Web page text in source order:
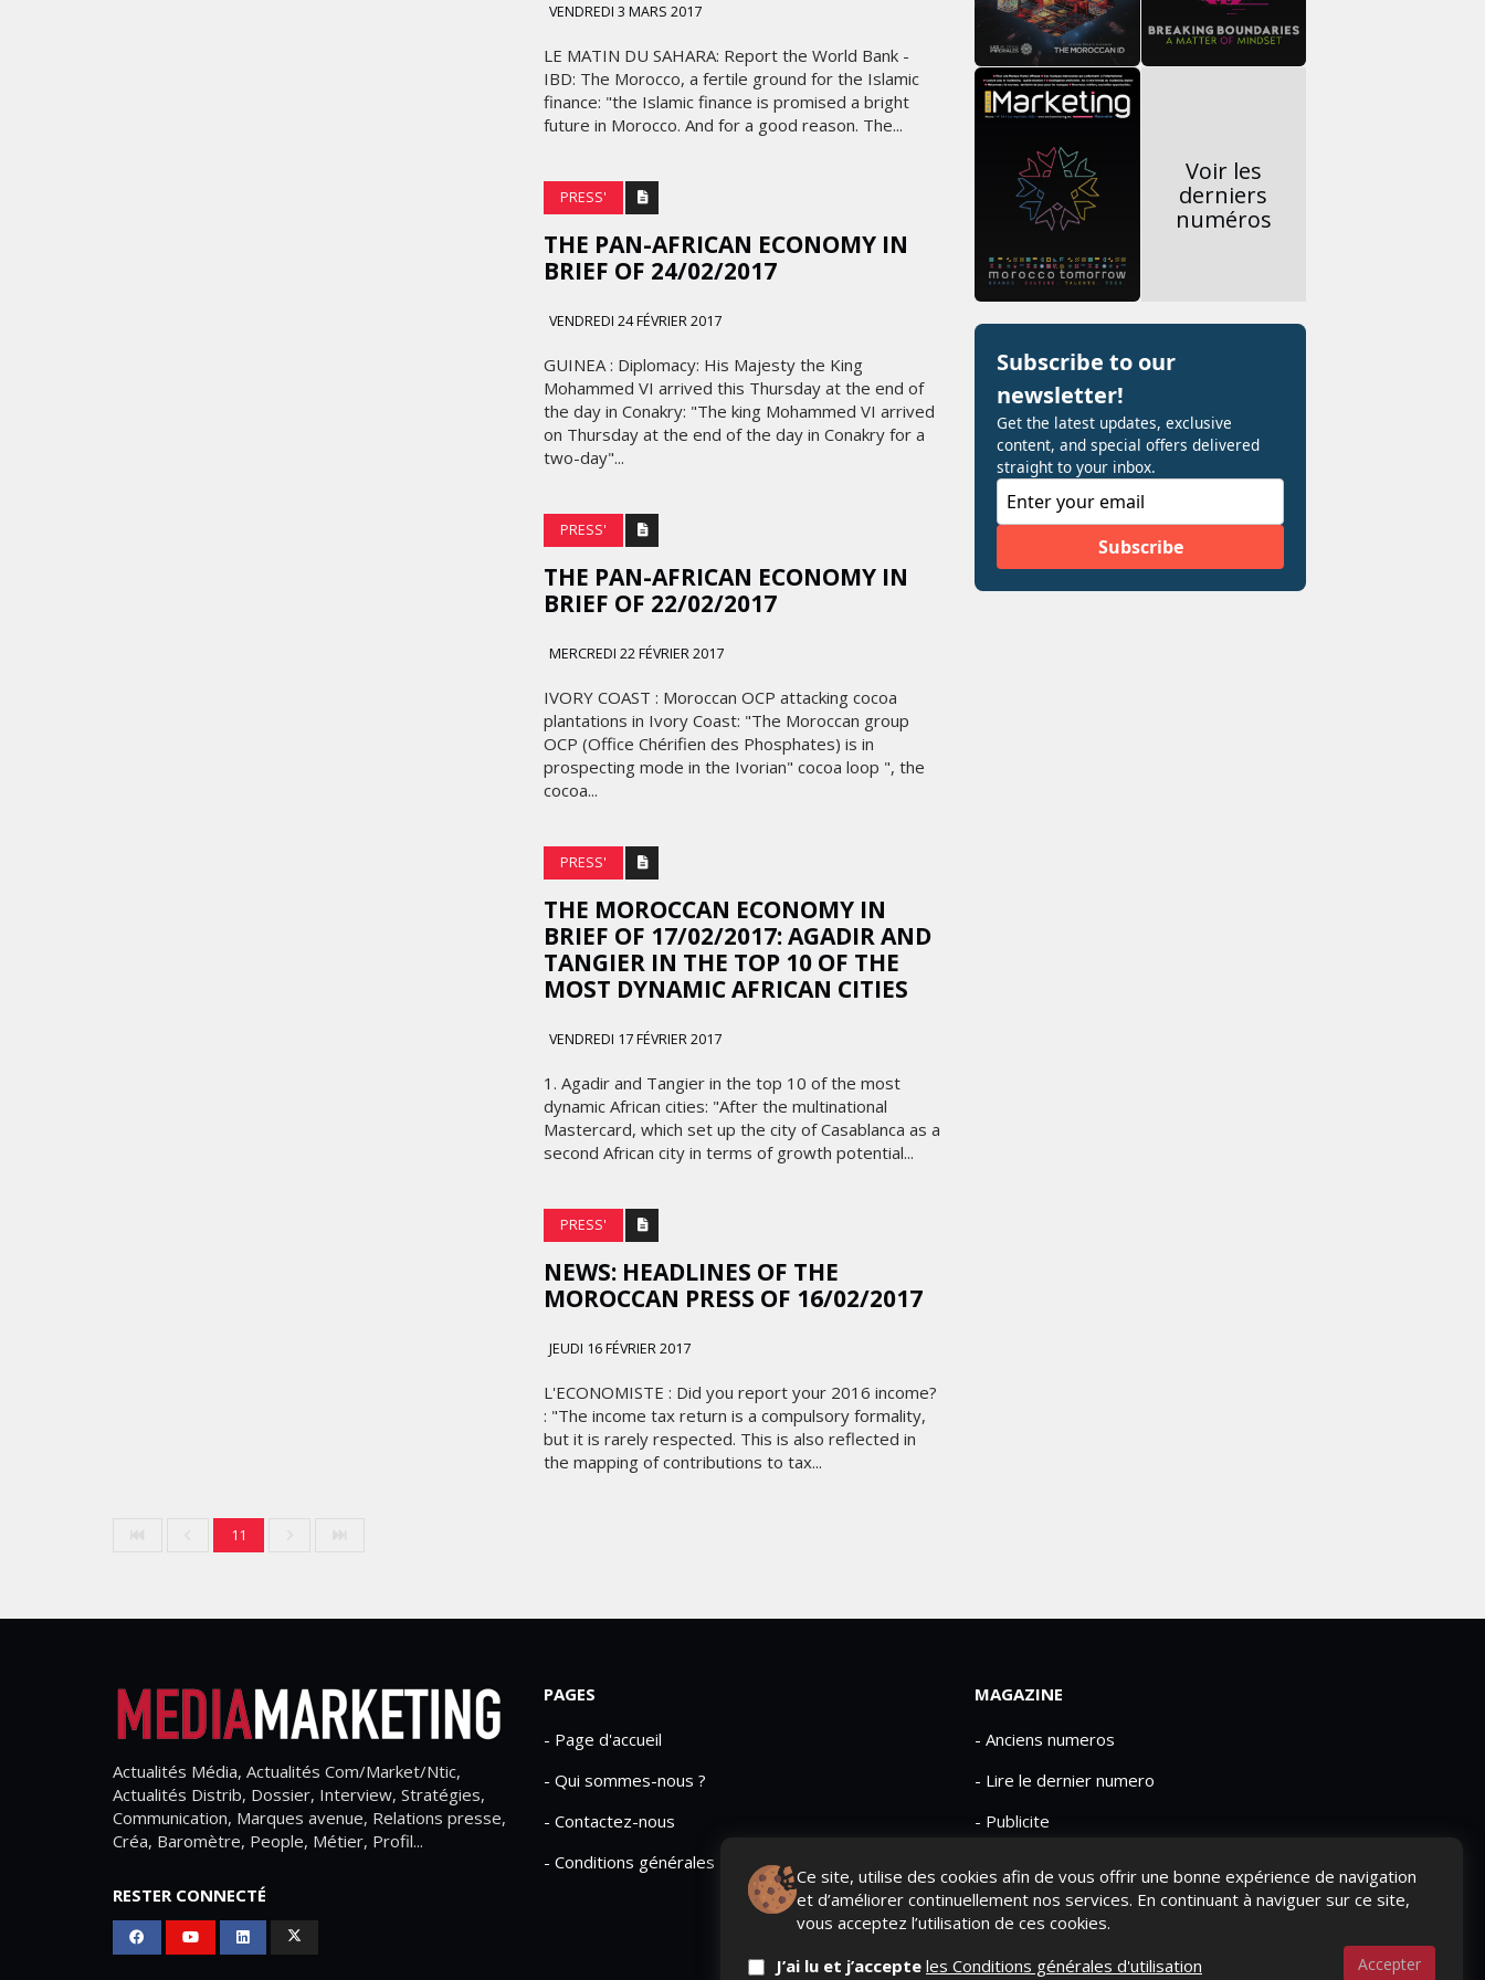
VENDREDI 3 MARS 2017
LE MATIN DU SAHARA: Report the World Bank -
IBD: The Morocco, a fertile ground for the Islamic
finance: "the Islamic finance is promised a bright
future in Morocco. And for a good reason. The...
PRESS'
THE PAN-AFRICAN ECONOMY IN
BRIEF OF 24/02/2017
VENDREDI 24 FÉVRIER 2017
GUINEA : Diplomacy: His Majesty the King
Mohammed VI arrived this Thursday at the end of
the day in Conakry: "The king Mohammed VI arrived
on Thursday at the end of the day in Conakry for a
two-day"...
PRESS'
THE PAN-AFRICAN ECONOMY IN
BRIEF OF 22/02/2017
MERCREDI 22 FÉVRIER 2017
IVORY COAST : Moroccan OCP attacking cocoa
plantations in Ivory Coast: "The Moroccan group
OCP (Office Chérifien des Phosphates) is in
prospecting mode in the Ivorian" cocoa loop ", the
cocoa...
PRESS'
THE MOROCCAN ECONOMY IN
BRIEF OF 17/02/2017: AGADIR AND
TANGIER IN THE TOP 10 OF THE
MOST DYNAMIC AFRICAN CITIES
VENDREDI 17 FÉVRIER 2017
1. Agadir and Tangier in the top 10 of the most
dynamic African cities: "After the multinational
Mastercard, which set up the city of Casablanca as a
second African city in terms of growth potential...
PRESS'
NEWS: HEADLINES OF THE
MOROCCAN PRESS OF 16/02/2017
JEUDI 16 FÉVRIER 2017
L'ECONOMISTE : Did you report your 2016 income?
: "The income tax return is a compulsory formality,
but it is rarely respected. This is also reflected in
the mapping of contributions to tax...
11
Voir les
derniers
numéros
Ce site, utilise des cookies afin de vous offrir une bonne expérience de navigation
et d’améliorer continuellement nos services. En continuant à naviguer sur ce site,
vous acceptez l’utilisation de ces cookies.
J’ai lu et j’accepte les Conditions générales d'utilisation Accepter
Actualités Média, Actualités Com/Market/Ntic,
Actualités Distrib, Dossier, Interview, Stratégies,
Communication, Marques avenue, Relations presse,
Créa, Baromètre, People, Métier, Profil...
RESTER CONNECTÉ
PAGES
- Page d'accueil
- Qui sommes-nous ?
- Contactez-nous
- Conditions générales
MAGAZINE
- Anciens numeros
- Lire le dernier numero
- Publicite